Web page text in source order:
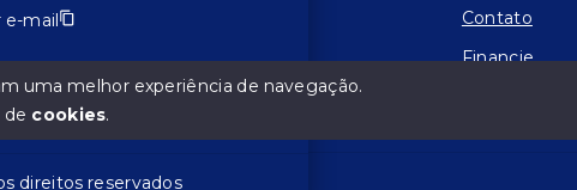
Contato
Financie
e-mail
direitos reservados
uma melhor experiência de navegação.
de cookies.